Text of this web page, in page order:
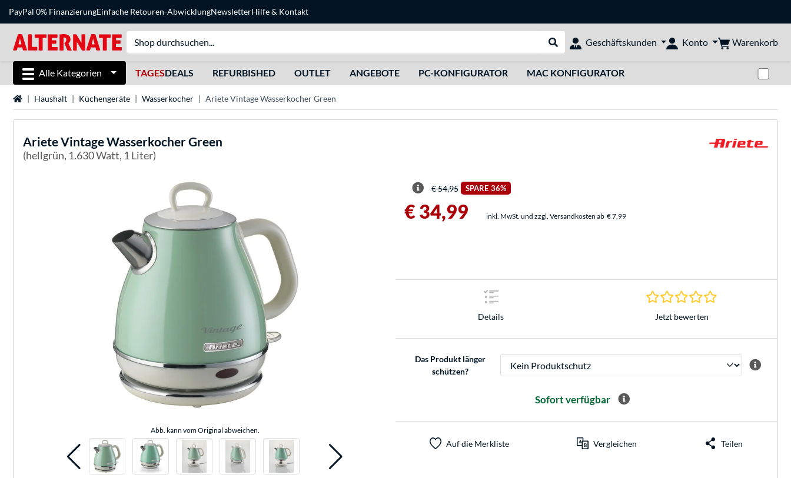
PayPal 0% FinanzierungEinfache Retouren-AbwicklungNewsletterHilfe& Kontakt
Suche durchführen
Geschäftskunden Konto Warenkorb
Alle Kategorien TAGESDEALS REFURBISHED OUTLET ANGEBOTE PC-KONFIGURATOR MAC KONFIGURATOR
StartseiteHaushalt Küchengeräte Wasserkocher Ariete Vintage Wasserkocher Green
ArieteVintage Wasserkocher Green
(hellgrün, 1.630 Watt, 1 Liter)
Abb. kann vom Original abweichen.
€ 54,95 SPARE 36%
€ 34,99 inkl. MwSt. und zzgl. Versandkosten ab € 7,99
Details
0.0 Sterne bei 0
Jetzt bewerten
Das Produkt länger
schützen?
Sofort verfügbar
Auf die Merkliste Vergleichen Teilen